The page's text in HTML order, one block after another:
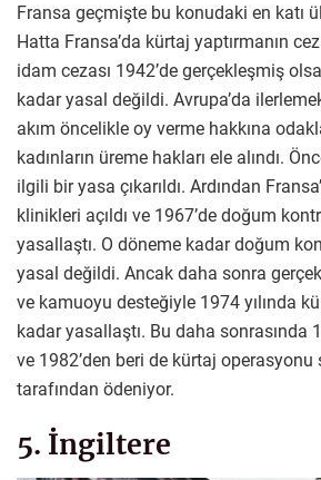
Fransa geçmişte bu konudaki en katı
Hatta Fransa’da kürtaj yaptırmanın
idam cezası 1942’de gerçekleşmiş
kadar yasal değildi. Avrupa’da
akım öncelikle oy verme hakkına
kadınların üreme hakları ele alındı.
ilgili bir yasa çıkarıldı. Ardından
klinikleri açıldı ve 1967’de doğum
yasallaştı. O döneme kadar doğum
yasal değildi. Ancak daha sonra
ve kamuoyu desteğiyle 1974 yılında
kadar yasallaştı. Bu daha sonrasında
ve 1982’den beri de kürtaj
tarafından ödeniyor.
5. İngiltere